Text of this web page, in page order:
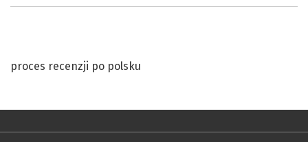
proces recenzji po polsku